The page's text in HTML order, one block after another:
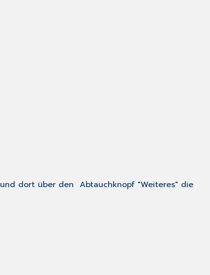
dort über den Abtauchknopf "Weiteres" die